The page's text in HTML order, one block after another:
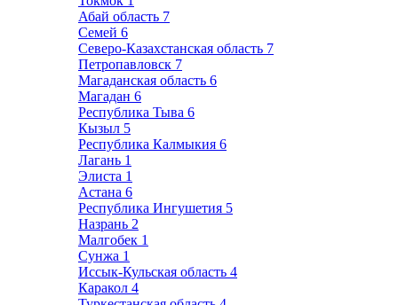
Абай область 7
Семей 6
Северо-Казахстанская область 7
Петропавловск 7
Магаданская область 6
Магадан 6
Республика Тыва 6
Кызыл 5
Республика Калмыкия 6
Лагань 1
Элиста 1
Астана 6
Республика Ингушетия 5
Назрань 2
Малгобек 1
Сунжа 1
Иссык-Кульская область 4
Каракол 4